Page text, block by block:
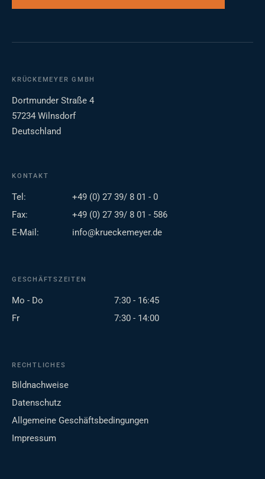
KRÜCKEMEYER GMBH
Dortmunder Straße 4
57234 Wilnsdorf
Deutschland
KONTAKT
Tel:
+49 (0) 27 39/ 8 01 - 0
Fax:
+49 (0) 27 39/ 8 01 - 586
E-Mail:
info@krueckemeyer.de
GESCHÄFTSZEITEN
Mo - Do
7:30 - 16:45
Fr
7:30 - 14:00
RECHTLICHES
Bildnachweise
Datenschutz
Allgemeine Geschäftsbedingungen
Impressum